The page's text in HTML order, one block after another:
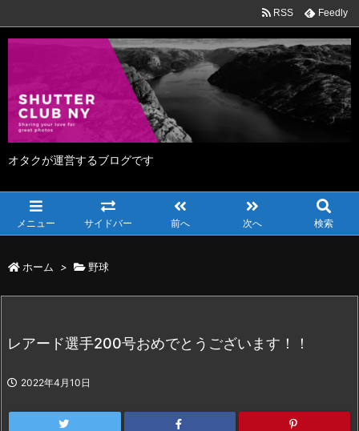
オタクが運営するブログです
メニュー サイドバー 前へ 次へ 検索
RSS Feedly
ホーム > 野球
レアード選手200号おめでとうございます！！
2022年4月10日